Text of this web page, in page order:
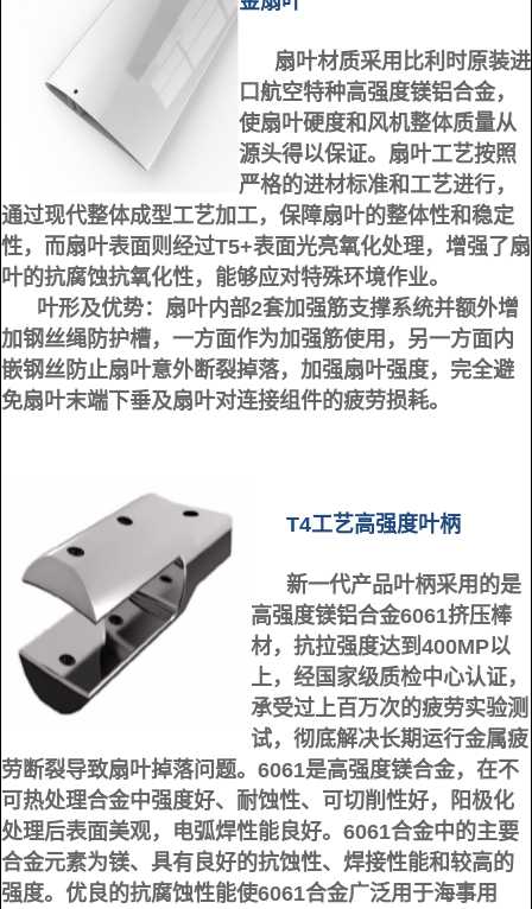
扇叶材质采用比利时原装进
口航空特种高强度镁铝合金，
使扇叶硬度和风机整体质量从
源头得以保证。扇叶工艺按照
严格的进材标准和工艺进行，
通过现代整体成型工艺加工，保障扇叶的整体性和稳定
性，而扇叶表面则经过T5+表面光亮氧化处理，增强了扇
叶的抗腐蚀抗氧化性，能够应对特殊环境作业。
叶形及优势： 扇叶内部2套加强筋支撑系统并额外增
加钢丝绳防护槽，一方面作为加强筋使用，另一方面内
嵌钢丝防止扇叶意外断裂掉落，加强扇叶强度，完全避
免扇叶末端下垂及扇叶对连接组件的疲劳损耗。
T4工艺高强度叶柄
新一代产品叶柄采用的是
高强度镁铝合金6061挤压棒
材，抗拉强度达到400MP以
上，经国家级质检中心认证，
承受过上百万次的疲劳实验测
试，彻底解决长期运行金属疲
劳断裂导致扇叶掉落问题。 6061是高强度镁合金，在不
可热处理合金中强度好、耐蚀性、可切削性好，阳极化
处理后表面美观，电弧焊性能良好。6061合金中的主要
合金元素为镁、具有良好的抗蚀性、焊接性能和较高的
强度。优良的抗腐蚀性能使6061合金广泛用于海事用